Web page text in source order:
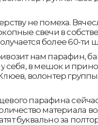
не помеха.
свечи в
более 60-ти
нам парафин,
себя, в мешок и
волонтер
парафина сейчас
материала
буквально за